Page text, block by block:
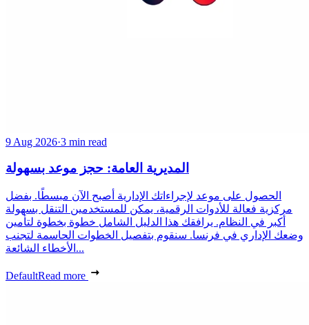
9 Aug 2026·3 min read
المديرية العامة: حجز موعد بسهولة
الحصول على موعد لإجراءاتك الإدارية أصبح الآن مبسطًا. بفضل
مركزية فعالة للأدوات الرقمية، يمكن للمستخدمين التنقل بسهولة
أكبر في النظام. يرافقك هذا الدليل الشامل خطوة بخطوة لتأمين
وضعك الإداري في فرنسا. سنقوم بتفصيل الخطوات الحاسمة لتجنب
الأخطاء الشائعة...
DefaultRead more